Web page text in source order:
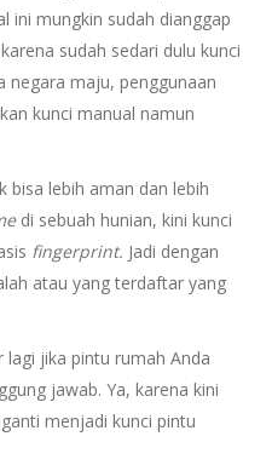
ini mungkin sudah dianggap
sudah sedari dulu kunci
negara maju, penggunaan
kunci manual namun
bisa lebih aman dan lebih
di sebuah hunian, kini kunci
fingerprint. Jadi dengan
atau yang terdaftar yang
jika pintu rumah Anda
jawab. Ya, karena kini
menjadi kunci pintu